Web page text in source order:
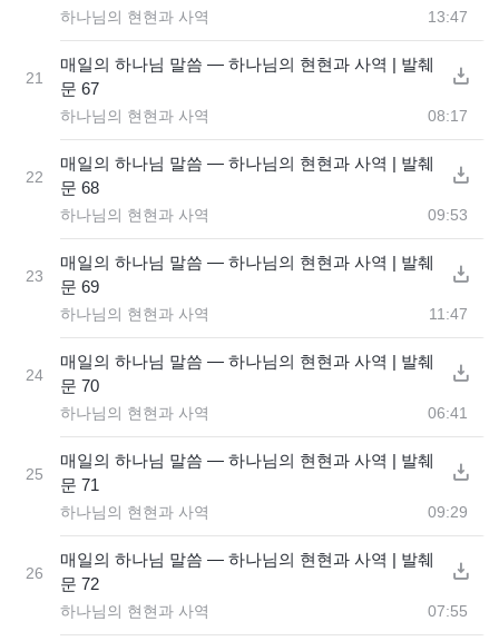
하나님의 현현과 사역 13:47
21
매일의 하나님 말씀 ― 하나님의 현현과 사역 | 발췌
문 67
하나님의 현현과 사역 08:17
22
매일의 하나님 말씀 ― 하나님의 현현과 사역 | 발췌
문 68
하나님의 현현과 사역 09:53
23
매일의 하나님 말씀 ― 하나님의 현현과 사역 | 발췌
문 69
하나님의 현현과 사역 11:47
24
매일의 하나님 말씀 ― 하나님의 현현과 사역 | 발췌
문 70
하나님의 현현과 사역 06:41
25
매일의 하나님 말씀 ― 하나님의 현현과 사역 | 발췌
문 71
하나님의 현현과 사역 09:29
26
매일의 하나님 말씀 ― 하나님의 현현과 사역 | 발췌
문 72
하나님의 현현과 사역 07:55